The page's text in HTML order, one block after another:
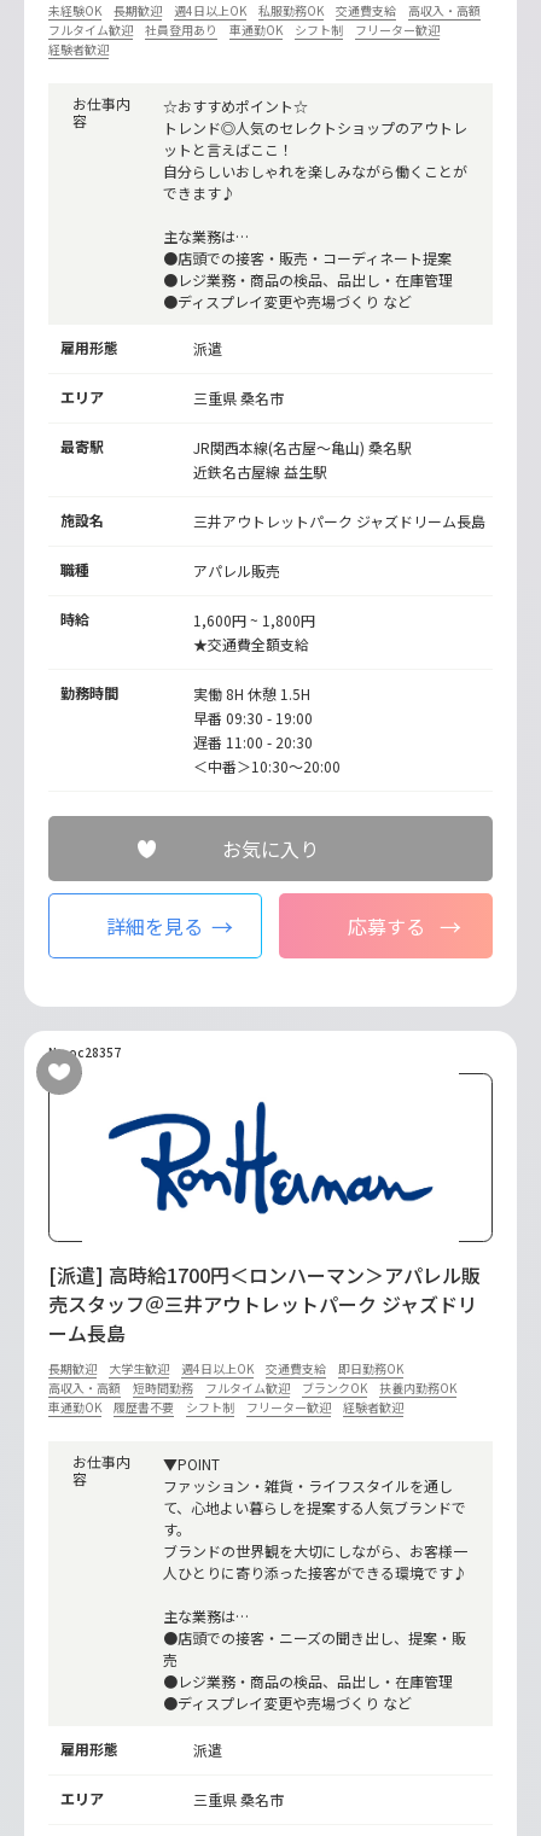
未経験OK 長期歓迎 週4日以上OK 私服勤務OK 交通費支給
高収入・高額
フルタイム歓迎
社員登用あり 車通勤OK シフト制
フリーター歓迎
経験者歓迎
お仕事内
容
☆おすすめポイント☆
トレンド◎人気のセレクトショップのアウトレ
ットと言えばここ！
自分らしいおしゃれを楽しみながら働くことが
できます♪
主な業務は…
●店頭での接客・販売・コーディネート提案
●レジ業務・商品の検品、品出し・在庫管理
●ディスプレイ変更や売場づくり など
雇用形態 派遣
エリア 三重県 桑名市
最寄駅 JR関西本線(名古屋～亀山)桑名駅
近鉄名古屋線益生駅
施設名 三井アウトレットパーク ジャズドリーム長島
職種 アパレル販売
時給
1,600円 ~ 1,800円
★交通費全額支給
勤務時間
実働 8H 休憩 1.5H
早番 09:30 - 19:00
遅番 11:00 - 20:30
＜中番＞10:30～20:00
お気に入り
詳細を見る 応募する
No.oc28357
[派遣] 高時給1700円＜ロンハーマン＞アパレル販
売スタッフ＠三井アウトレットパーク ジャズドリ
ーム長島
長期歓迎 大学生歓迎 週4日以上OK 交通費支給
即日勤務OK
高収入・高額
短時間勤務 フルタイム歓迎 ブランクOK
扶養内勤務OK
車通勤OK
履歴書不要 シフト制 フリーター歓迎 経験者歓迎
お仕事内
容
▼POINT
ファッション・雑貨・ライフスタイルを通し
て、心地よい暮らしを提案する人気ブランドで
す。
ブランドの世界観を大切にしながら、お客様一
人ひとりに寄り添った接客ができる環境です♪
主な業務は…
●店頭での接客・ニーズの聞き出し、提案・販
売
●レジ業務・商品の検品、品出し・在庫管理
●ディスプレイ変更や売場づくり など
雇用形態 派遣
エリア 三重県 桑名市